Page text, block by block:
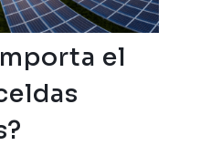
el